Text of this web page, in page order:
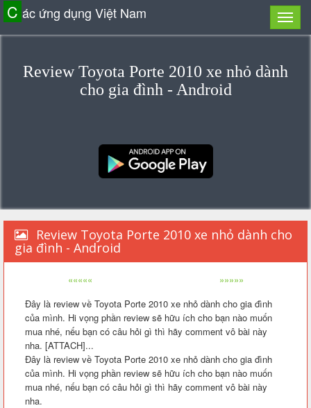
C ác ứng dụng Việt Nam
Review Toyota Porte 2010 xe nhỏ dành
cho gia đình - Android
Review Toyota Porte 2010 xe nhỏ dành cho
gia đình - Android
«««««
»»»»»
Đây là review về Toyota Porte 2010 xe nhỏ dành cho gia đình
của mình. Hi vọng phần review sẽ hữu ích cho bạn nào muốn
mua nhé, nếu bạn có câu hỏi gì thì hãy comment vô bài này
nha. [ATTACH]...
Đây là review về Toyota Porte 2010 xe nhỏ dành cho gia đình
của mình. Hi vọng phần review sẽ hữu ích cho bạn nào muốn
mua nhé, nếu bạn có câu hỏi gì thì hãy comment vô bài này
nha.